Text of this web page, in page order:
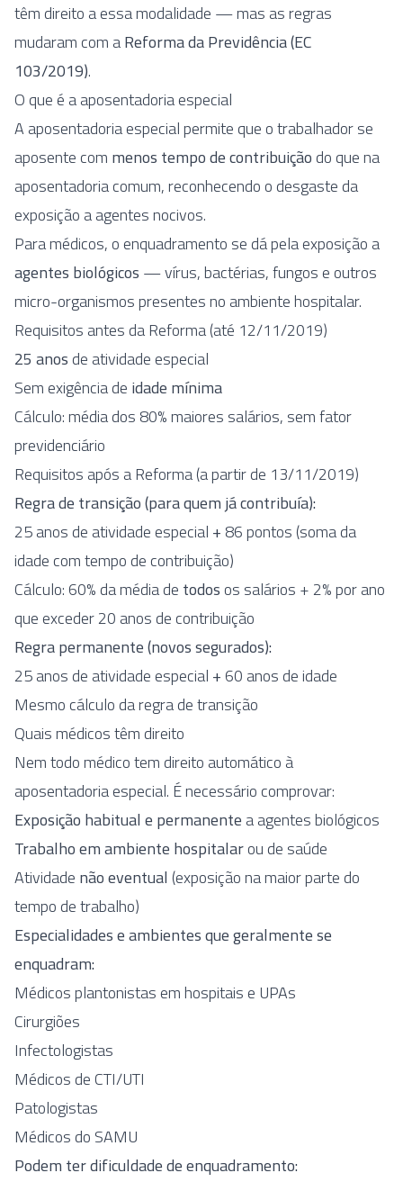
têm direito a essa modalidade — mas as regras
mudaram com aReforma da Previdência (EC
103/2019).
O que é a aposentadoria especial
A aposentadoria especial permite que o trabalhador se
aposente com menos tempo de contribuiçãodo que na
aposentadoria comum, reconhecendo o desgaste da
exposição a agentes nocivos.
Para médicos, o enquadramento se dá pela exposição a
agentes biológicos — vírus, bactérias, fungos e outros
micro-organismos presentes no ambiente hospitalar.
Requisitos antes da Reforma (até 12/11/2019)
25 anosde atividade especial
Sem exigência de idade mínima
Cálculo: média dos 80% maiores salários, sem fator
previdenciário
Requisitos após a Reforma (a partir de 13/11/2019)
Regra de transição (para quem já contribuía):
25 anos de atividade especial + 86 pontos (soma da
idade com tempo de contribuição)
Cálculo: 60% da média de todosos salários + 2% por ano
que exceder 20 anos de contribuição
Regra permanente (novos segurados):
25 anos de atividade especial +60 anos de idade
Mesmo cálculo da regra de transição
Quais médicos têm direito
Nem todo médico tem direito automático à
aposentadoria especial. É necessário comprovar:
Exposição habitual e permanente a agentes biológicos
Trabalho em ambiente hospitalarou de saúde
Atividade não eventual (exposição na maior parte do
tempo de trabalho)
Especialidades e ambientes que geralmente se
enquadram:
Médicos plantonistas em hospitais e UPAs
Cirurgiões
Infectologistas
Médicos de CTI/UTI
Patologistas
Médicos do SAMU
Podem ter dificuldade de enquadramento: